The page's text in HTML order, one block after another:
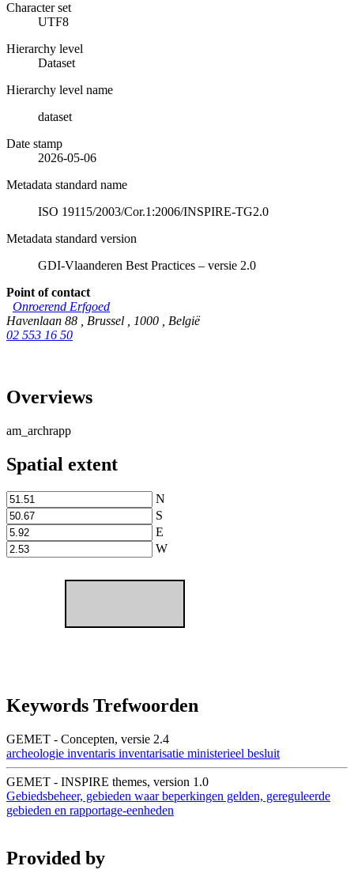
Character set
UTF8
Hierarchy level
Dataset
Hierarchy level name
dataset
Date stamp
2026-05-06
Metadata standard name
ISO 19115/2003/Cor.1:2006/INSPIRE-TG2.0
Metadata standard version
GDI-Vlaanderen Best Practices – versie 2.0
Point of contact
Onroerend Erfgoed
Havenlaan 88
Brussel 1000
België
02 553 16 50
Overviews
am_archrapp
Spatial extent
N
S
E
W
Keywords Trefwoorden
GEMET - Concepten, versie 2.4
archeologie inventaris inventarisatie ministerieel besluit
GEMET - INSPIRE themes, version 1.0
Gebiedsbeheer, gebieden waar beperkingen gelden, gereguleerde
gebieden en rapportage-eenheden
Provided by